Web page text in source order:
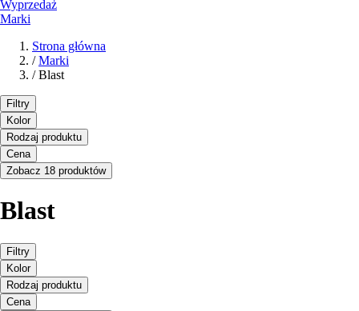
Wyprzedaż
Marki
Strona główna
/ Marki
/ Blast
Filtry
Kolor
Rodzaj produktu
Cena
Zobacz 18 produktów
Blast
Filtry
Kolor
Rodzaj produktu
Cena